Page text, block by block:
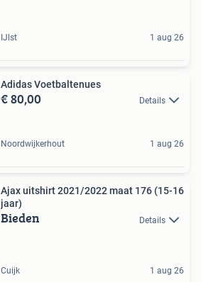
IJlst 1 aug 26
Adidas Voetbaltenues
€ 80,00 Details
Noordwijkerhout 1 aug 26
Ajax uitshirt 2021/2022 maat 176 (15-16
jaar)
Bieden Details
Cuijk 1 aug 26